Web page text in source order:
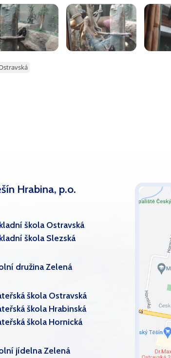
Hrabina, p.o.
škola Ostravská
škola Slezská
družina Zelená
škola Ostravská
škola Hrabinská
škola Hornická
jídelna Zelená